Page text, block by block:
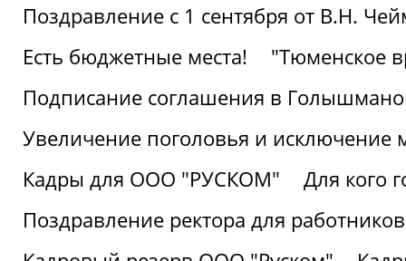
Поздравление с 1 сентября от В.Н.
Есть бюджетные места!
"Тюменское
Подписание соглашения в
Увеличение поголовья и исключение
Кадры для ООО "РУСКОМ"
Для кого
Поздравление ректора для